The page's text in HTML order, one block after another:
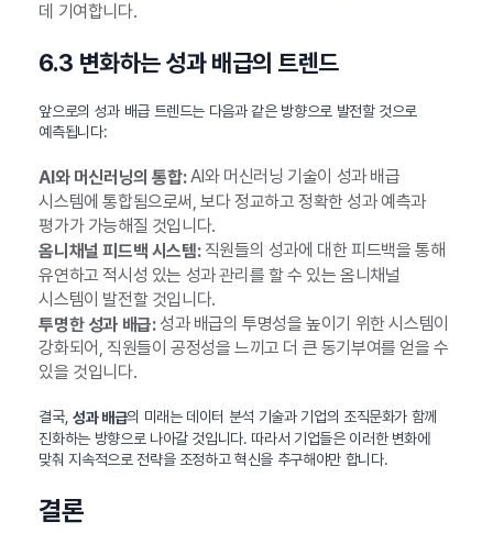
데 기여합니다.
6.3 변화하는 성과 배급의 트렌드
앞으로의 성과 배급 트렌드는 다음과 같은 방향으로 발전할 것으로
예측됩니다:
AI와 머신러닝의 통합:AI와 머신러닝 기술이 성과 배급
시스템에 통합됨으로써, 보다 정교하고 정확한 성과 예측과
평가가 가능해질 것입니다.
옴니채널 피드백 시스템:직원들의 성과에 대한 피드백을 통해
유연하고 적시성 있는 성과 관리를 할 수 있는 옴니채널
시스템이 발전할 것입니다.
투명한 성과 배급:성과 배급의 투명성을 높이기 위한 시스템이
강화되어, 직원들이 공정성을 느끼고 더 큰 동기부여를 얻을 수
있을 것입니다.
결국, 성과 배급의 미래는 데이터 분석 기술과 기업의 조직문화가 함께
진화하는 방향으로 나아갈 것입니다. 따라서 기업들은 이러한 변화에
맞춰 지속적으로 전략을 조정하고 혁신을 추구해야만 합니다.
결론